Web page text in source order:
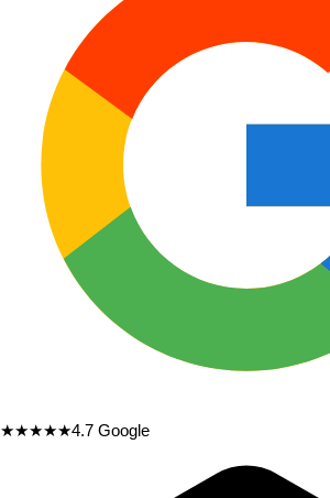
★★★★★4.7 Google